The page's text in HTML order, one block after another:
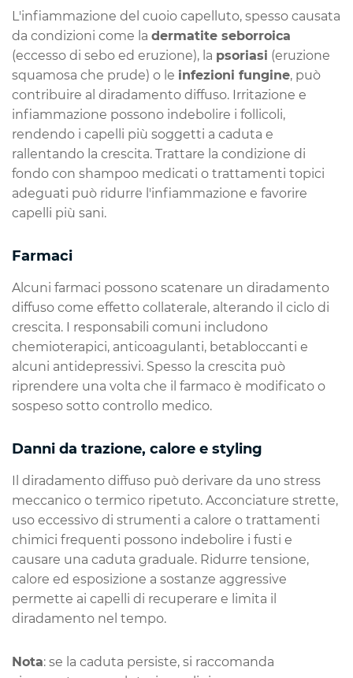
L'infiammazione del cuoio capelluto, spesso causata
da condizioni come la dermatite seborroica
(eccesso di sebo ed eruzione), la psoriasi (eruzione
squamosa che prude) o le infezioni fungine, può
contribuire al diradamento diffuso. Irritazione e
infiammazione possono indebolire i follicoli,
rendendo i capelli più soggetti a caduta e
rallentando la crescita. Trattare la condizione di
fondo con shampoo medicati o trattamenti topici
adeguati può ridurre l'infiammazione e favorire
capelli più sani.
Farmaci
Alcuni farmaci possono scatenare un diradamento
diffuso come effetto collaterale, alterando il ciclo di
crescita. I responsabili comuni includono
chemioterapici, anticoagulanti, betabloccanti e
alcuni antidepressivi. Spesso la crescita può
riprendere una volta che il farmaco è modificato o
sospeso sotto controllo medico.
Danni da trazione, calore e styling
Il diradamento diffuso può derivare da uno stress
meccanico o termico ripetuto. Acconciature strette,
uso eccessivo di strumenti a calore o trattamenti
chimici frequenti possono indebolire i fusti e
causare una caduta graduale. Ridurre tensione,
calore ed esposizione a sostanze aggressive
permette ai capelli di recuperare e limita il
diradamento nel tempo.
Nota: se la caduta persiste, si raccomanda